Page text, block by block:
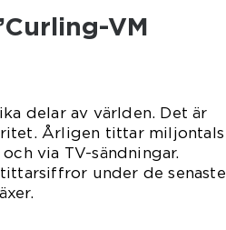
VM
delar av världen. Det är
Årligen tittar miljontals
via TV-sändningar.
under de senaste